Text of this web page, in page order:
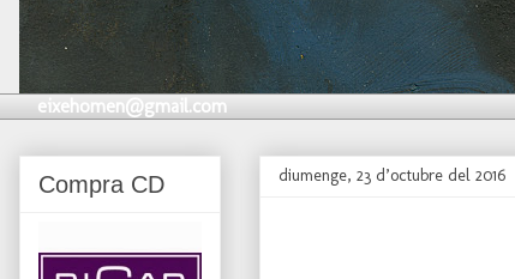
eixehomen@gmail.com
diumenge, 23 d’octubre del 2016
Compra CD